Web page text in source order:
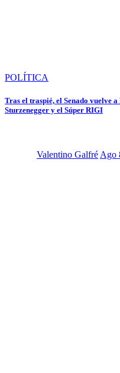
POLÍTICA
Tras el traspié, el Senado vuelve
Sturzenegger y el Súper RIGI
Valentino Galfré Ago